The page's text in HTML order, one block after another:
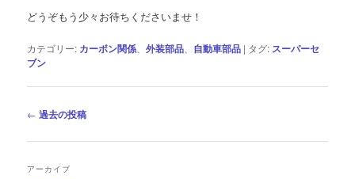
どうぞもう少々お待ちくださいませ！
カテゴリー: カーボン関係 、外装部品 自動車部品 | タグ: スーパーセ
ブン
投
ナ
← 過去の投稿
アーカイブ